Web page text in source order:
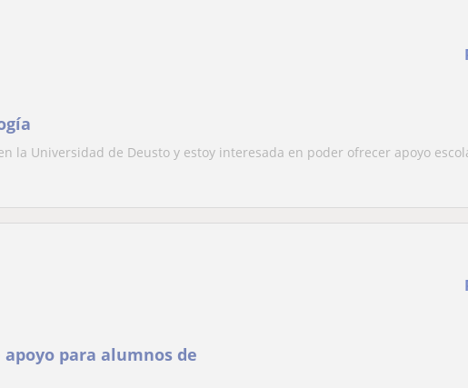
la Universidad de Deusto y estoy interesada en poder ofrecer apoyo
para alumnos de